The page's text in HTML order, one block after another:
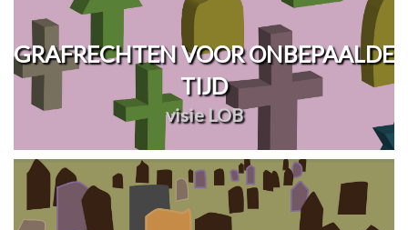
GRAFRECHTEN VOOR ONBEPAALDE
TIJD
visie LOB